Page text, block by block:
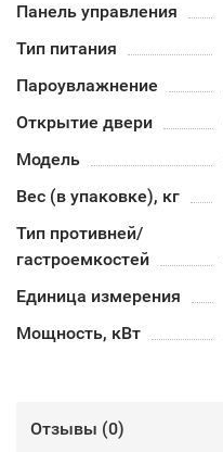
Панель управления
Тип питания
Пароувлажнение
Открытие двери
Модель
Вес (в упаковке), кг
Тип противней/
гастроемкостей
Единица измерения
Мощность, кВт
Отзывы (0)